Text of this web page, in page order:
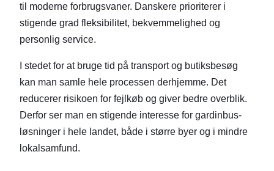
til moderne forbrugsvaner. Danskere prioriterer i
stigende grad fleksibilitet, bekvemmelighed og
personlig service.
I stedet for at bruge tid på transport og butiksbesøg
kan man samle hele processen derhjemme. Det
reducerer risikoen for fejlkøb og giver bedre overblik.
Derfor ser man en stigende interesse for gardinbus-
løsninger i hele landet, både i større byer og i mindre
lokalsamfund.